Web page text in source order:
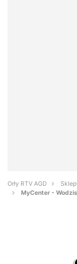
Orły RTV AGD
MyCenter -